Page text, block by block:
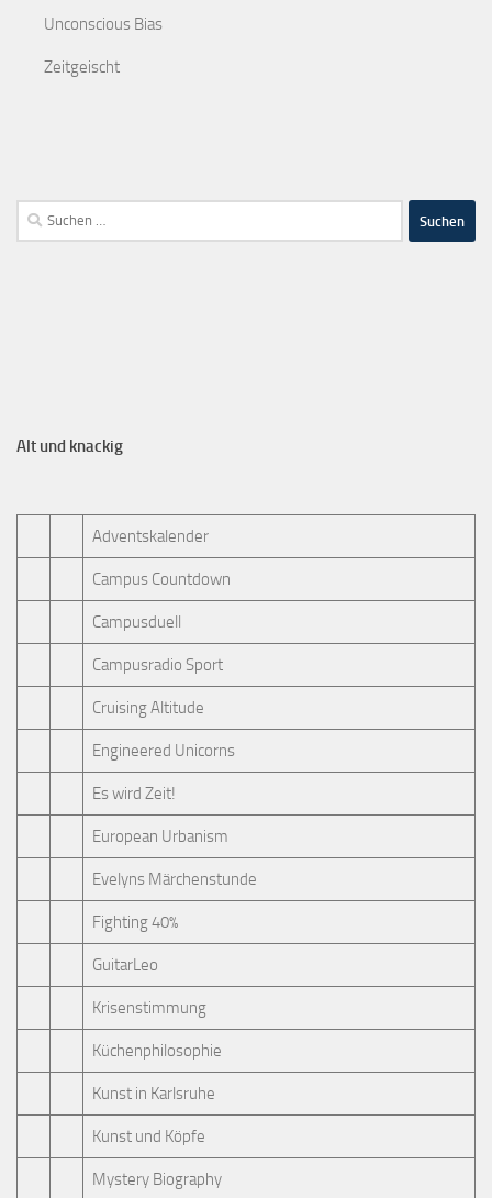
Unconscious Bias
Zeitgeischt
Alt und knackig
Adventskalender
Campus Countdown
Campusduell
Campusradio Sport
Cruising Altitude
Engineered Unicorns
Es wird Zeit!
European Urbanism
Evelyns Märchenstunde
Fighting 40%
GuitarLeo
Krisenstimmung
Küchenphilosophie
Kunst in Karlsruhe
Kunst und Köpfe
Mystery Biography